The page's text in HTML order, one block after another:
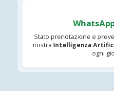
Stato prenotazione e
nostra Intelligenza
ogni